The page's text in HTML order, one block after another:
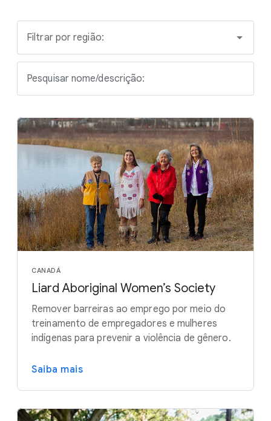
Filtrar por região:
Pesquisar nome/descrição:
CANADÁ
Liard Aboriginal Women’s Society
Remover barreiras ao emprego por meio do
treinamento de empregadores e mulheres
indígenas para prevenir a violência de gênero.
Saiba mais